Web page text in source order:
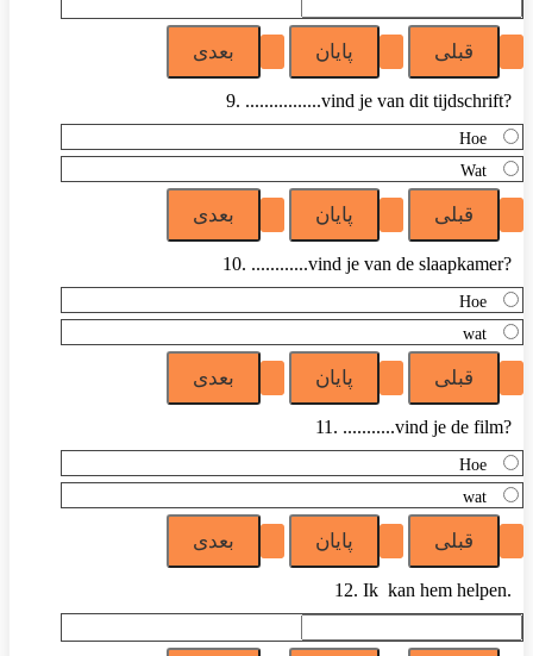
9. ................vind je van dit tijdschrift?
Hoe
Wat
10. ............vind je van de slaapkamer?
Hoe
wat
11. ...........vind je de film?
Hoe
wat
12. Ik kan hem helpen.